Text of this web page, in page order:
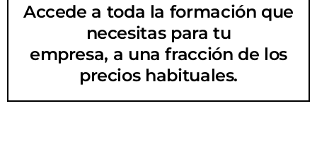
Accede a toda la formación que
necesitas para tu
empresa, a una fracción de los
precios habituales.